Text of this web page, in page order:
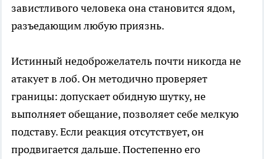
завистливого человека она становится ядом,
разъедающим любую приязнь.
Истинный недоброжелатель почти никогда не
атакует в лоб. Он методично проверяет
границы: допускает обидную шутку, не
выполняет обещание, позволяет себе мелкую
подставу. Если реакция отсутствует, он
продвигается дальше. Постепенно его